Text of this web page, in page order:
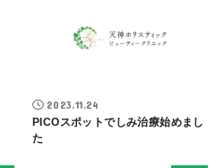
2023.11.24
PICOスポットでしみ治療始めまし
た